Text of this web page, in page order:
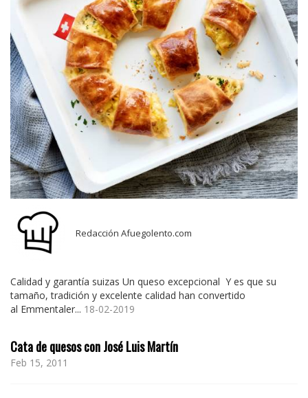
Redacción Afuegolento.com
Calidad y garantía suizas Un queso excepcional Y es que su
tamaño, tradición y excelente calidad han convertido
al Emmentaler... 18-02-2019
Cata de quesos con José Luis Martín
Feb 15, 2011